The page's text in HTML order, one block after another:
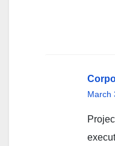
March